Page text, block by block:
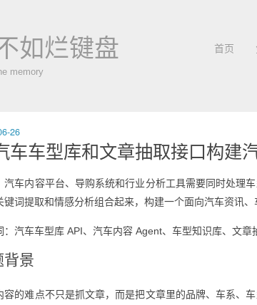
如烂键盘
memory
首页
26
车车型库和文章抽取接口构建
汽车内容平台、导购系统和行业分析工具需要同时处理
键词提取和情感分析组合起来，构建一个面向汽车资讯、
：汽车车型库 API、汽车内容 Agent、车型知识库、文章
背景
容的难点不只是抓文章，而是把文章里的品牌、车系、